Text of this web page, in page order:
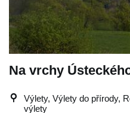
Na vrchy
Výlety, Výlety do přírody,
výlety